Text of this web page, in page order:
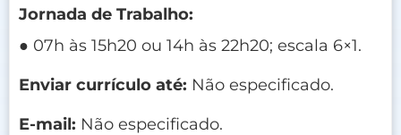
Jornada de Trabalho:
● 07h às 15h20 ou 14h às 22h20; escala 6×1.
Enviar currículo até: Não especificado.
E-mail: Não especificado.